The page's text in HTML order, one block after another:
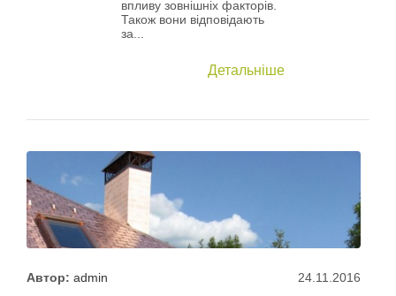
впливу зовнішніх факторів.
Також вони відповідають
за...
Детальніше
24.11.2016
Автор: admin